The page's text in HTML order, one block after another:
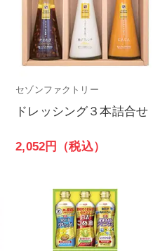
セゾンファクトリー
ドレッシング３本詰合せ
2,052円（税込）